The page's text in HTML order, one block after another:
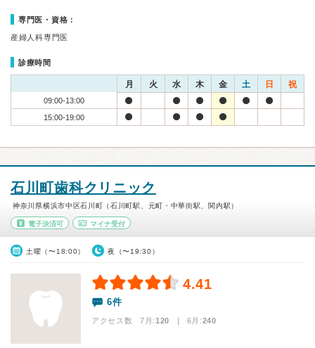
専門医・資格：
産婦人科専門医
診療時間
月 火 水 木 金 土 日 祝
09:00-13:00
15:00-19:00
石川町歯科クリニック
神奈川県横浜市中区石川町（石川町駅、元町・中華街駅、関内駅）
電子決済可 マイナ受付
土曜（〜18:00） 夜（〜19:30）
4.41
6件
アクセス数 7月:120 | 6月:240